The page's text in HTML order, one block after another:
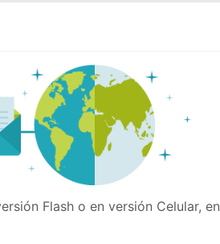
Flash o en versión Celular, en